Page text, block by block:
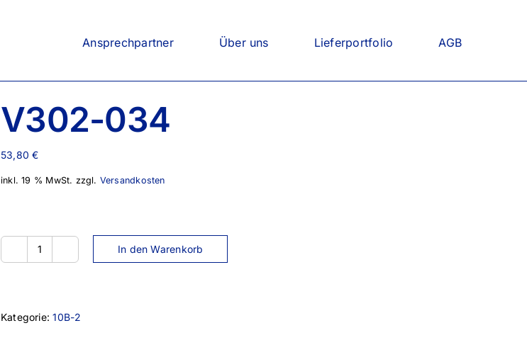
Ansprechpartner Über uns Lieferportfolio AGB
V302-034
53,80€
inkl. 19 % MwSt. zzgl. Versandkosten
V302-
In den Warenkorb
Kategorie:10B-2